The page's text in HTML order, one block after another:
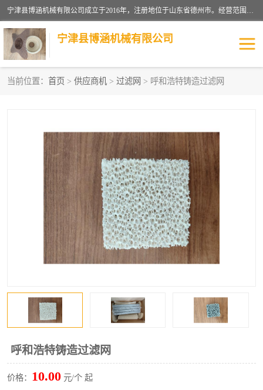
宁津县博涵机械有限公司成立于2016年，注册地位于山东省德州市。经营范围包括：机械设备研发、生产及销售，铸造用造型材料生产、销售，玻璃纤维及制品制造、销售，汽车零配件零售，机械零件、零部件加工，机械零件、零部件销售等；主要产品有：纤维过滤网,陶瓷过滤器,泡沫陶瓷过滤器,耐高温纤维过滤器,铸铁过滤器,铸铜过滤网,铸铝过滤网,铝轮毂过滤网,高效过滤网,高效陶瓷过滤网,高效纤维过滤网。
宁津县博涵机械有限公司
当前位置： 首页 > 供应商机 > 过滤网 > 呼和浩特铸造过滤网
呼和浩特铸造过滤网
价格： 10.00 元/个 起
纤维网 挡渣棉
挡渣网 避脏网